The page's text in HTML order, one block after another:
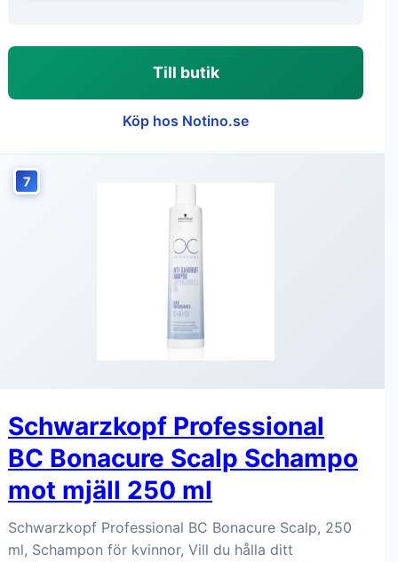
Till butik
Köp hos Notino.se
7
Schwarzkopf Professional
BC Bonacure Scalp Schampo
mot mjäll 250 ml
Schwarzkopf Professional BC Bonacure Scalp, 250
ml, Schampon för kvinnor, Vill du hålla ditt